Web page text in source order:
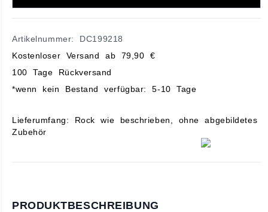
Artikelnummer: DC199218
Kostenloser Versand ab 79,90 €
100 Tage Rückversand
*wenn kein Bestand verfügbar: 5-10 Tage
Lieferumfang: Rock wie beschrieben, ohne abgebildetes
Zubehör
PRODUKTBESCHREIBUNG